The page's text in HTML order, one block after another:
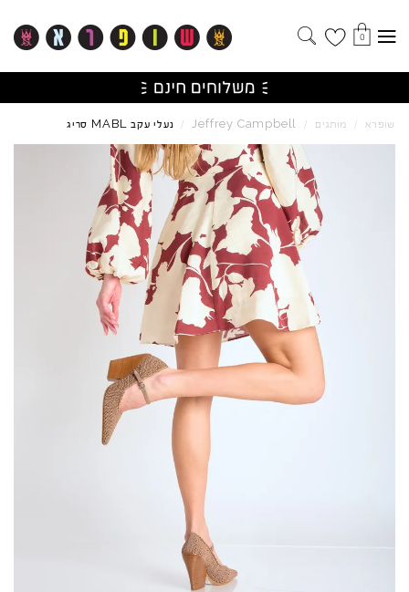
0
שופרא / מותגים /
Jeffrey Campbell
/ נעלי עקב MABL סריג